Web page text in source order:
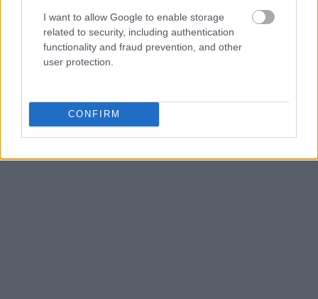
I want to allow Google to enable storage
related to security, including authentication
functionality and fraud prevention, and other
user protection.
CONFIRM